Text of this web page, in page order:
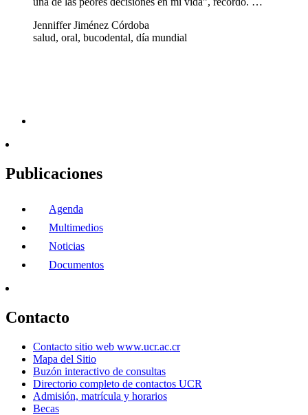
Jenniffer Jiménez Córdoba
salud, oral, bucodental, día mundial
Publicaciones
Agenda
Multimedios
Noticias
Documentos
Contacto
Contacto sitio web www.ucr.ac.cr
Mapa del Sitio
Buzón interactivo de consultas
Directorio completo de contactos UCR
Admisión, matrícula y horarios
Becas